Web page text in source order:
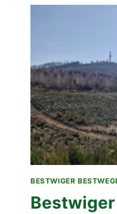
BESTWIGER